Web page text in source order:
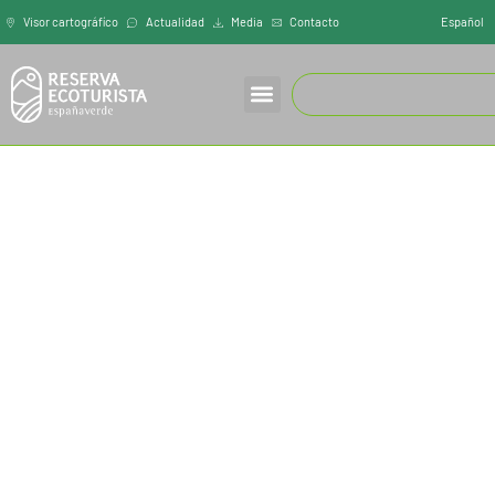
Visor cartográfíco Actualidad Media Contacto Español